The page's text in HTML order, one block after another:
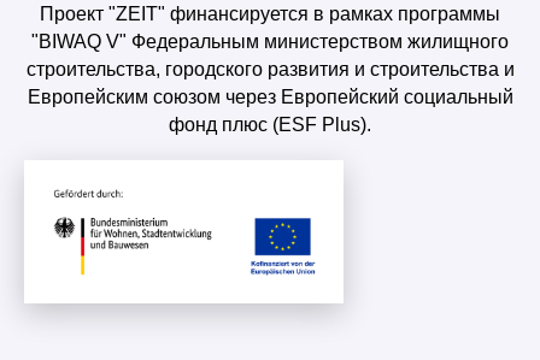
Проект "ZEIT" финансируется в рамках программы
"BIWAQ V" Федеральным министерством жилищного
строительства, городского развития и строительства и
Европейским союзом через Европейский социальный
фонд плюс (ESF Plus).